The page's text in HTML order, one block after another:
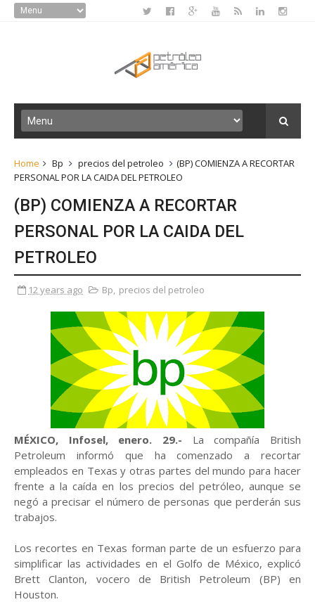
Home Bp precios del petroleo
(BP) COMIENZA A RECORTAR
PERSONAL POR LA CAIDA DEL PETROLEO
(BP) COMIENZA A RECORTAR
PERSONAL POR LA CAIDA DEL
PETROLEO
12 years ago Bp, precios del petroleo
MÉXICO, Infosel, enero. 29.- La compañía British
Petroleum informó que ha comenzado a recortar
empleados en Texas y otras partes del mundo para hacer
frente a la caída en los precios del petróleo, aunque se
negó a precisar el número de personas que perderán sus
trabajos.
Los recortes en Texas forman parte de un esfuerzo para
simplificar las actividades en el Golfo de México, explicó
Brett Clanton, vocero de British Petroleum (BP) en
Houston.